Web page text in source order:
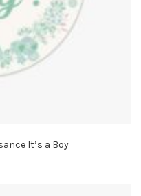
It’s a Boy